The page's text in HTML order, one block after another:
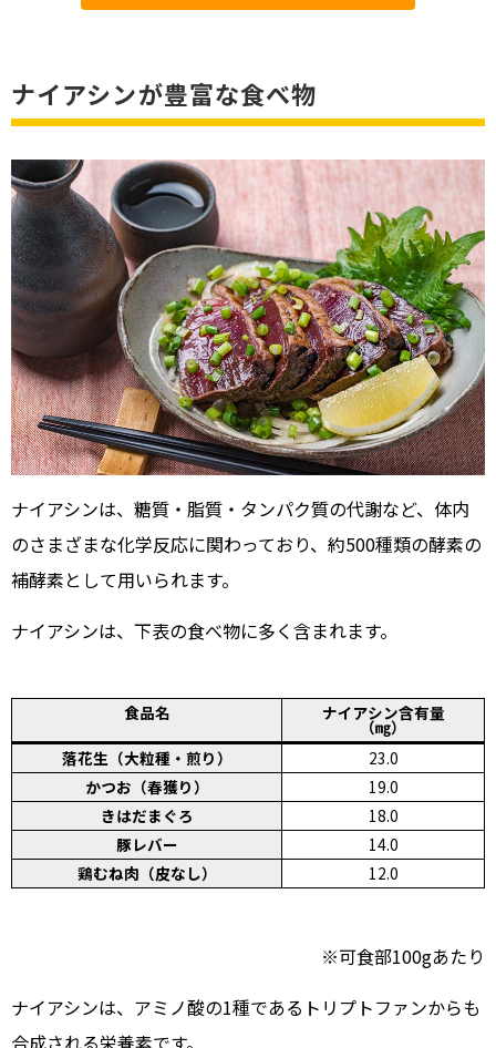
ナイアシンが豊富な食べ物
ナイアシンは、糖質・脂質・タンパク質の代謝など、体内
のさまざまな化学反応に関わっており、約500種類の酵素の
補酵素として用いられます。
ナイアシンは、下表の食べ物に多く含まれます。
食品名 ナイアシン含有量
（㎎）
落花生（大粒種・煎り）
23.0
かつお（春獲り）
19.0
きはだまぐろ
18.0
豚レバー
14.0
鶏むね肉（皮なし）
12.0
※可食部100gあたり
ナイアシンは、アミノ酸の1種であるトリプトファンからも